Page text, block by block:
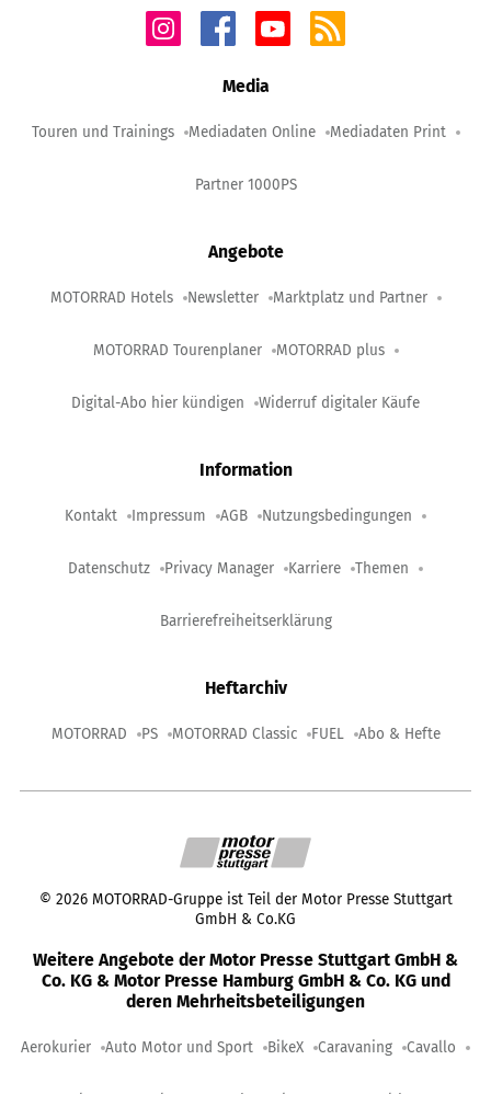
Media
Touren und Trainings Mediadaten Online Mediadaten Print
Partner 1000PS
Angebote
MOTORRAD Hotels Newsletter Marktplatz und Partner
MOTORRAD Tourenplaner MOTORRAD plus
Digital-Abo hier kündigen Widerruf digitaler Käufe
Information
Kontakt Impressum AGB Nutzungsbedingungen
Datenschutz Privacy Manager Karriere Themen
Barrierefreiheitserklärung
Heftarchiv
MOTORRAD PS MOTORRAD Classic FUEL Abo & Hefte
© 2026 MOTORRAD-Gruppe ist Teil der Motor Presse Stuttgart
GmbH & Co.KG
Weitere Angebote der Motor Presse Stuttgart GmbH &
Co. KG & Motor Presse Hamburg GmbH & Co. KG und
deren Mehrheitsbeteiligungen
Aerokurier Auto Motor und Sport BikeX Caravaning Cavallo